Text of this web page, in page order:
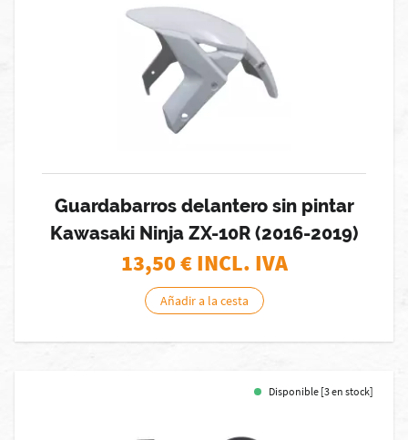
Guardabarros delantero sin pintar
Kawasaki Ninja ZX-10R (2016-2019)
13,50€ INCL. IVA
Añadir a la cesta
Disponible [3 en stock]